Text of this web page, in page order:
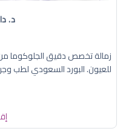
د.
زمالة تخصص دقيق الجلوكوما
للعيون. البورد السعودي لطب